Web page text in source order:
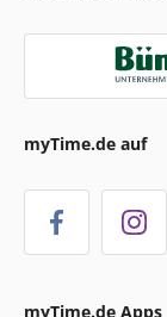
myTime.de auf
myTime.de Apps